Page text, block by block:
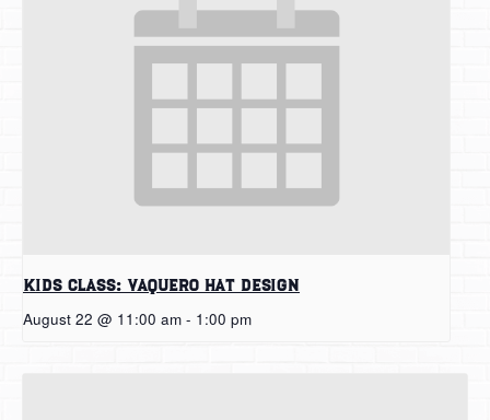
Kids Class: Vaquero Hat Design
August 22 @ 11:00 am - 1:00 pm